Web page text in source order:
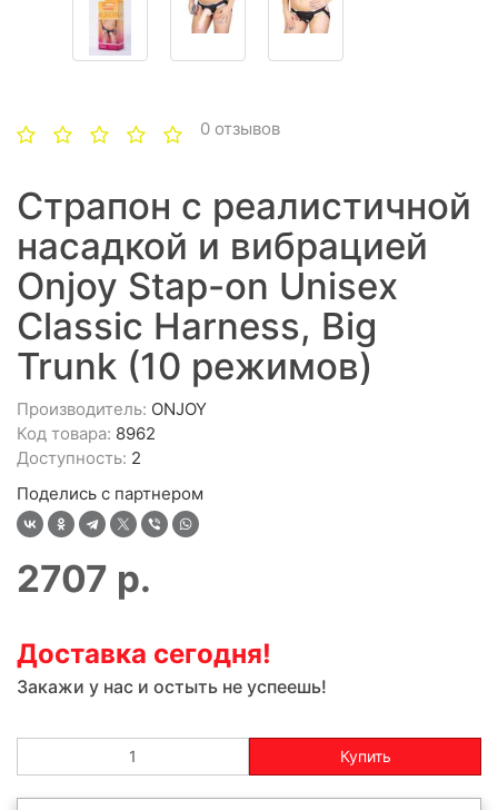
0 отзывов
Страпон с реалистичной
насадкой и вибрацией
Onjoy Stap-on Unisex
Classic Harness, Big
Trunk (10 режимов)
Производитель: ONJOY
Код товара: 8962
Доступность: 2
Поделись с партнером
2707 р.
Доставка сегодня!
Закажи у нас и остыть не успеешь!
Купить